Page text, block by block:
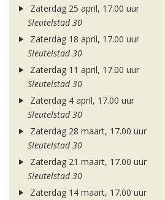
Zaterdag 25 april, 17.00 uur
Sleutelstad 30
Zaterdag 18 april, 17.00 uur
Sleutelstad 30
Zaterdag 11 april, 17.00 uur
Sleutelstad 30
Zaterdag 4 april, 17.00 uur
Sleutelstad 30
Zaterdag 28 maart, 17.00 uur
Sleutelstad 30
Zaterdag 21 maart, 17.00 uur
Sleutelstad 30
Zaterdag 14 maart, 17.00 uur